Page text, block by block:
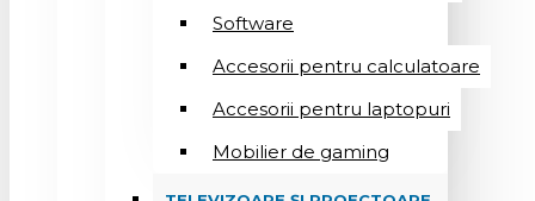
Software
Accesorii pentru calculatoare
Accesorii pentru laptopuri
Mobilier de gaming